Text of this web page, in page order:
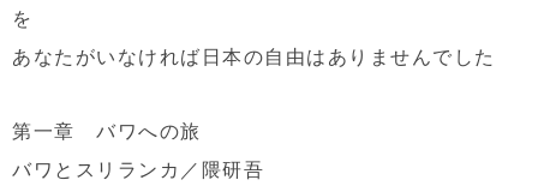
を
あなたがいなければ日本の自由はありませんでした
第一章 バワへの旅
バワとスリランカ／隈研吾